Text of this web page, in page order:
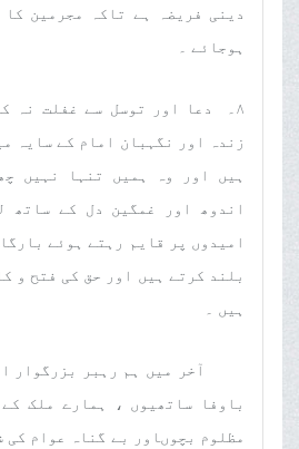
دینی فریضہ ہے تاکہ مجرمین
ہوجائے ۔
٨۔ دعا اور توسل سے غفلت نہ
زندہ اور نگہبان امام کے سایہ
ہیں اور وہ ہمیں تنہا نہیں
اندوھ اور غمگین دل کے ساتھ
امیدوں پر قایم رہتے ہوئے
بلند کرتے ہیں اور حق کی فتح و
ہیں ۔
آخر میں ہم رہبر بزرگوار
باوفا ساتھیوں ، ہمارے ملک
مظلوم بچوںاور بے گناہ عوام کی